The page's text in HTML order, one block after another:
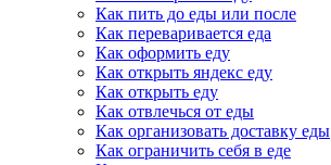
Как пить до еды или после
Как переваривается еда
Как оформить еду
Как открыть яндекс еду
Как открыть еду
Как отвлечься от еды
Как организовать доставку еды
Как ограничить себя в еде